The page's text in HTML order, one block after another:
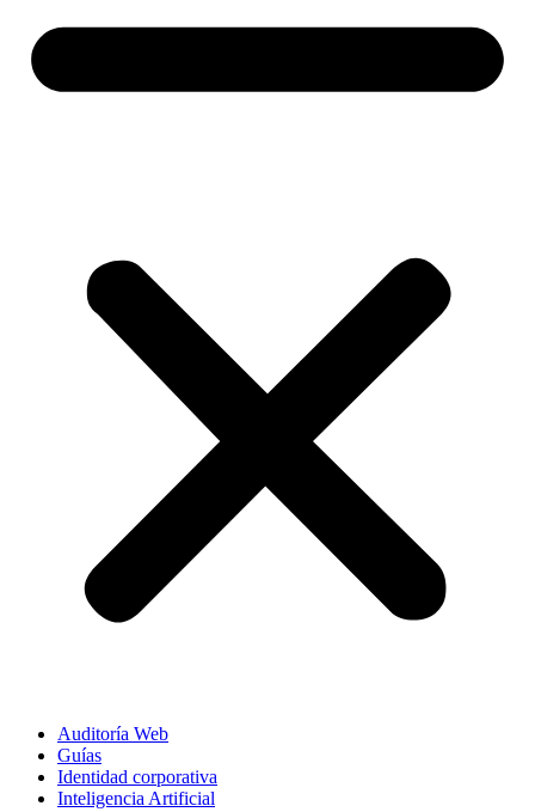
Auditoría Web
Guías
Identidad corporativa
Inteligencia Artificial